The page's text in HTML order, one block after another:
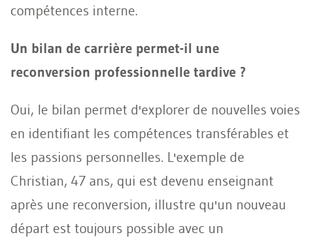
compétences interne.
Un bilan de carrière permet-il une
reconversion professionnelle tardive ?
Oui, le bilan permet d'explorer de nouvelles voies
en identifiant les compétences transférables et
les passions personnelles. L'exemple de
Christian, 47 ans, qui est devenu enseignant
après une reconversion, illustre qu'un nouveau
départ est toujours possible avec un